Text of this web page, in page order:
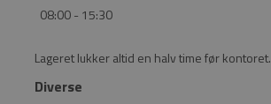
08:00 - 15:30
Lageret lukker altid en halv time før kontoret.
Diverse